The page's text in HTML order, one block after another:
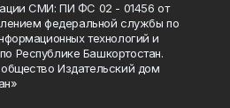
СМИ: ПИ ФС 02 - 01456 от
федеральной службы по
технологий и
Республике Башкортостан.
Издательский дом